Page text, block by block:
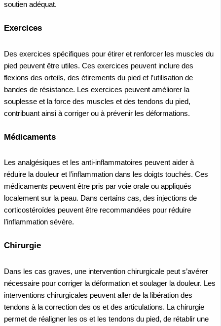
soutien adéquat.
Exercices
Des exercices spécifiques pour étirer et renforcer les muscles du
pied peuvent être utiles. Ces exercices peuvent inclure des
flexions des orteils, des étirements du pied et l’utilisation de
bandes de résistance. Les exercices peuvent améliorer la
souplesse et la force des muscles et des tendons du pied,
contribuant ainsi à corriger ou à prévenir les déformations.
Médicaments
Les analgésiques et les anti-inflammatoires peuvent aider à
réduire la douleur et l’inflammation dans les doigts touchés. Ces
médicaments peuvent être pris par voie orale ou appliqués
localement sur la peau. Dans certains cas, des injections de
corticostéroïdes peuvent être recommandées pour réduire
l’inflammation sévère.
Chirurgie
Dans les cas graves, une intervention chirurgicale peut s’avérer
nécessaire pour corriger la déformation et soulager la douleur. Les
interventions chirurgicales peuvent aller de la libération des
tendons à la correction des os et des articulations. La chirurgie
permet de réaligner les os et les tendons du pied, de rétablir une